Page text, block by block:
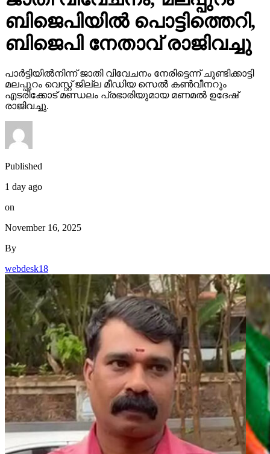
ബിജെപിയില്‍ പൊട്ടിത്തെറി,
ബിജെപി നേതാവ് രാജിവച്ചു
പാര്‍ട്ടിയില്‍നിന്ന് ജാതി വിവേചനം നേരിട്ടെന്ന് ചൂണ്ടിക്കാട്ടി
മലപ്പുറം വെസ്റ്റ് ജില്ല മീഡിയ സെല്‍ കണ്‍വീനറും
എടരിക്കോട് മണ്ഡലം പ്രഭാരിയുമായ മണമല്‍ ഉദേഷ്
രാജിവച്ചു.
Published
1 day ago
on
November 16, 2025
By
webdesk18